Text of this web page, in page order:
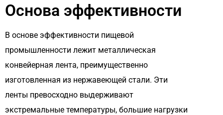
Основа эффективности
В основе эффективности пищевой
промышленности лежит металлическая
конвейерная лента, преимущественно
изготовленная из нержавеющей стали. Эти
ленты превосходно выдерживают
экстремальные температуры, большие нагрузки